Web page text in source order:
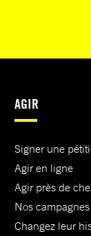
AGIR
Signer une
Agir en ligne
Agir près de
Nos campagnes
Changez leur